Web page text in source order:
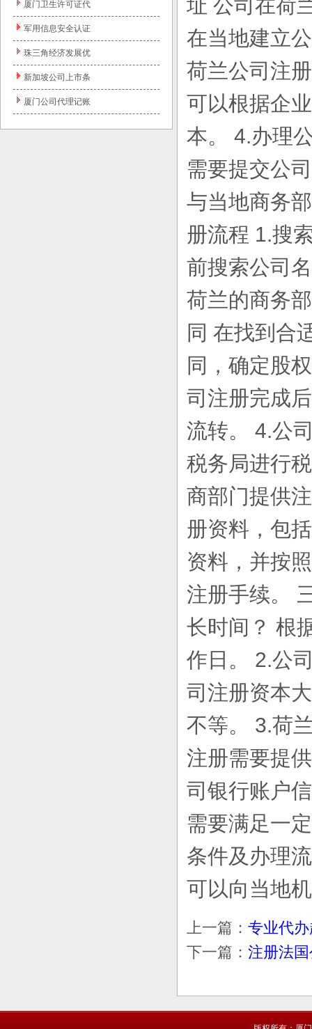
厦门卫生许可证代
军用信息安全认证
珠三角经济发展优
新加坡公司上市条
厦门公司代理记账
址 公司在荷
在当地建立
荷兰公司注
可以根据企
本。 4.办理
需要提交公
与当地商务
册流程 1.搜
前搜索公司
荷兰的商务
同 在找到合
同，确定股
司注册完成
流转。 4.公
税务局进行
商部门提供
册资料，包
资料，并按
注册手续。
长时间？ 根
作日。 2.公
司注册资本
不等。 3.荷
注册需要提
司银行账户
需要满足一
条件及办理
可以向当地
上一篇： 专业代
下一篇： 注册法